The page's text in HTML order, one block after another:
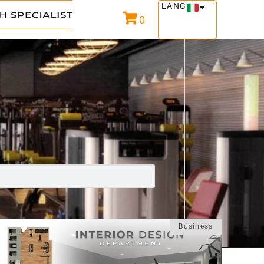
0
LANG
Business